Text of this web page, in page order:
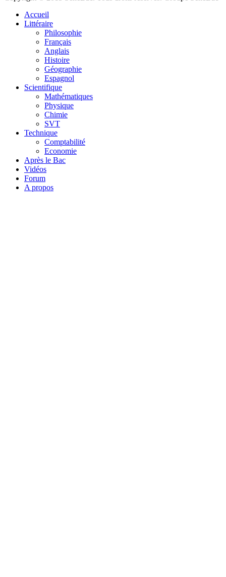
Accueil
Littéraire
Philosophie
Français
Anglais
Histoire
Géographie
Espagnol
Scientifique
Mathématiques
Physique
Chimie
SVT
Technique
Comptabilité
Economie
Après le Bac
Vidéos
Forum
A propos